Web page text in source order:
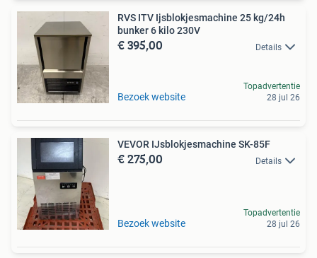
RVS ITV Ijsblokjesmachine 25 kg/24h
bunker 6 kilo 230V
€ 395,00 Details
Bezoek website
Topadvertentie
28 jul 26
VEVOR IJsblokjesmachine SK-85F
€ 275,00 Details
Bezoek website
Topadvertentie
28 jul 26